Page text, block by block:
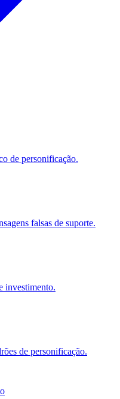
de personificação.
falsas de suporte.
investimento.
de personificação.